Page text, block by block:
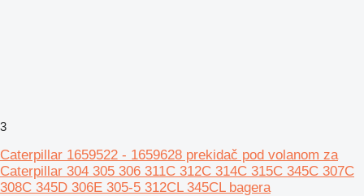
3
Caterpillar 1659522 - 1659628 prekidač pod volanom za
Caterpillar 304 305 306 311C 312C 314C 315C 345C 307C
308C 345D 306E 305-5 312CL 345CL bagera